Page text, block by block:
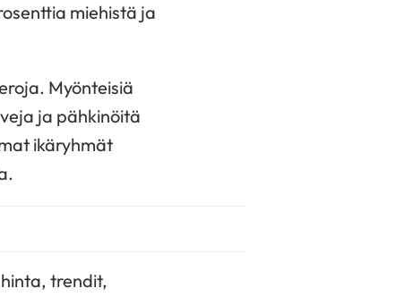
miehistä ja
Myönteisiä
ja pähkinöitä
ikäryhmät
trendit,